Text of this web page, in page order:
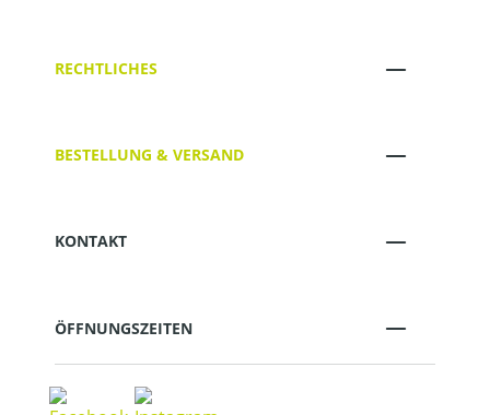
RECHTLICHES
BESTELLUNG & VERSAND
KONTAKT
ÖFFNUNGSZEITEN